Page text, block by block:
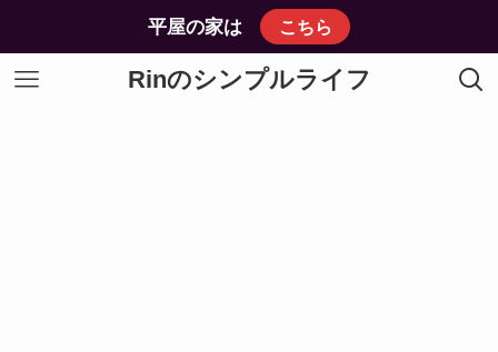
平屋の家は こちら
Rinのシンプルライフ